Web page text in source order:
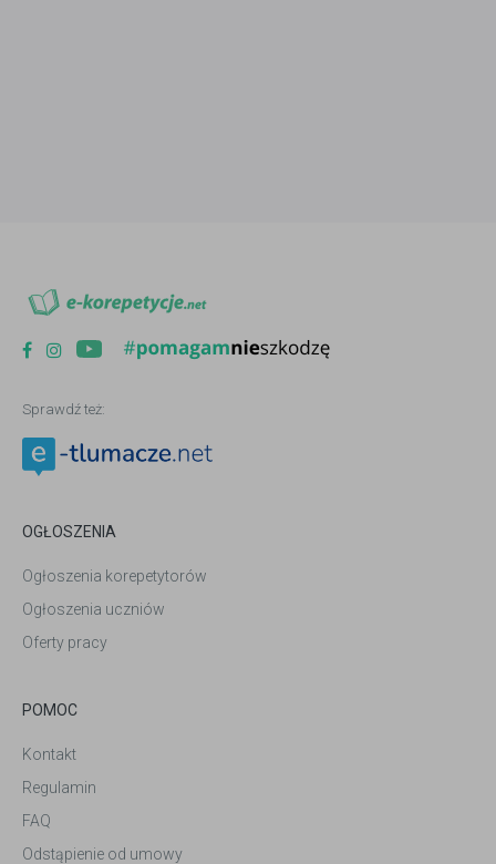
Sprawdź też:
OGŁOSZENIA
Ogłoszenia korepetytorów
Ogłoszenia uczniów
Oferty pracy
POMOC
Kontakt
Regulamin
FAQ
Odstąpienie od umowy